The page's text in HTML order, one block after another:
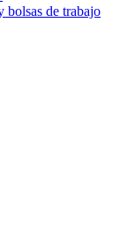
bolsas de trabajo